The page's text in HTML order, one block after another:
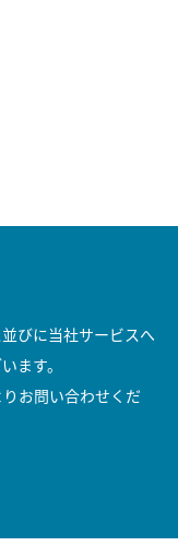
びに当社サービスへ
ます。
お問い合わせくだ